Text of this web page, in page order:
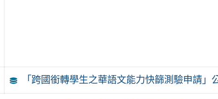
「跨國銜轉學生之華語文能力快篩測驗申請」